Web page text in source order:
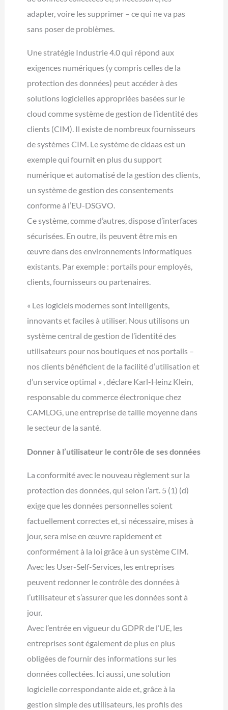
adapter, voire les supprimer – ce qui ne va pas
sans poser de problèmes.
Une stratégie Industrie 4.0 qui répond aux
exigences numériques (y compris celles de la
protection des données) peut accéder à des
solutions logicielles appropriées basées sur le
cloud comme système de gestion de l’identité des
clients (CIM). Il existe de nombreux fournisseurs
de systèmes CIM. Le système de cidaas est un
exemple qui fournit en plus du support
numérique et automatisé de la gestion des clients,
un système de gestion des consentements
conforme à l’EU-DSGVO.
Ce système, comme d’autres, dispose d’interfaces
sécurisées. En outre, ils peuvent être mis en
œuvre dans des environnements informatiques
existants. Par exemple : portails pour employés,
clients, fournisseurs ou partenaires.
« Les logiciels modernes sont intelligents,
innovants et faciles à utiliser. Nous utilisons un
système central de gestion de l’identité des
utilisateurs pour nos boutiques et nos portails –
nos clients bénéficient de la facilité d’utilisation et
d’un service optimal « , déclare Karl-Heinz Klein,
responsable du commerce électronique chez
CAMLOG, une entreprise de taille moyenne dans
le secteur de la santé.
Donner à l’utilisateur le contrôle de ses données
La conformité avec le nouveau règlement sur la
protection des données, qui selon l’art. 5 (1) (d)
exige que les données personnelles soient
factuellement correctes et, si nécessaire, mises à
jour, sera mise en œuvre rapidement et
conformément à la loi grâce à un système CIM.
Avec les User-Self-Services, les entreprises
peuvent redonner le contrôle des données à
l’utilisateur et s’assurer que les données sont à
jour.
Avec l’entrée en vigueur du GDPR de l’UE, les
entreprises sont également de plus en plus
obligées de fournir des informations sur les
données collectées. Ici aussi, une solution
logicielle correspondante aide et, grâce à la
gestion simple des utilisateurs, les profils des